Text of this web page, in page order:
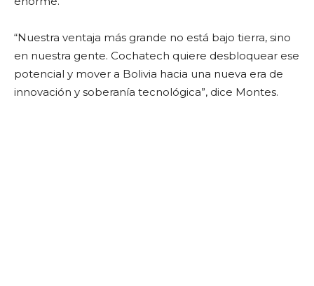
“Nuestra ventaja más grande no está bajo tierra, sino
en nuestra gente. Cochatech quiere desbloquear ese
potencial y mover a Bolivia hacia una nueva era de
innovación y soberanía tecnológica”, dice Montes.